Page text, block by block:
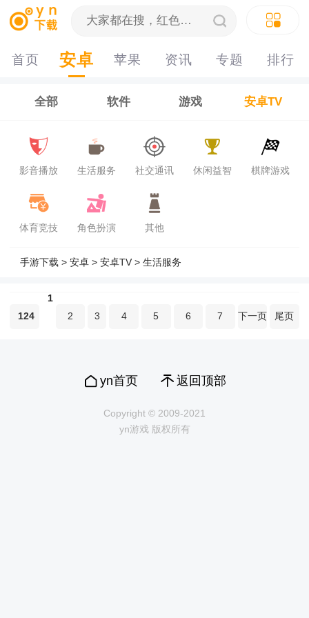
首页 安卓 苹果 资讯 专题 排行
榜
全部 软件 游戏 安卓TV
影音播放 生活服务 社交通讯 休闲益智 棋牌游戏
体育竞技 角色扮演 其他
手游下载 > 安卓> 安卓TV> 生活服务
124
1
2
3 4 5 6 7 下一页 尾页
yn首页 返回顶部
Copyright © 2009-2021
yn游戏 版权所有